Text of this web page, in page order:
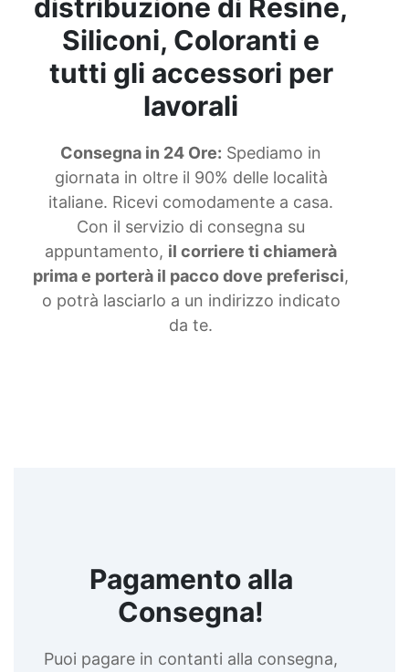
distribuzione di Resine,
Siliconi, Coloranti e
tutti gli accessori per
lavorali
Consegna in 24 Ore: Spediamo in
giornata in oltre il 90% delle località
italiane. Ricevi comodamente a casa.
Con il servizio di consegna su
appuntamento, il corriere ti chiamerà
prima e porterà il pacco dove preferisci,
o potrà lasciarlo a un indirizzo indicato
da te.
Pagamento alla
Consegna!
Puoi pagare in contanti alla consegna,